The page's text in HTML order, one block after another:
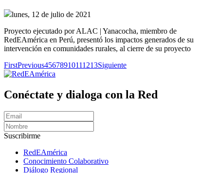
lunes, 12 de julio de 2021
Proyecto ejecutado por ALAC | Yanacocha, miembro de
RedEAmérica en Perú, presentó los impactos generados de su
intervención en comunidades rurales, al cierre de su proyecto
FirstPrevious45678910111213Siguiente
Conéctate y dialoga con la Red
Suscribirme
RedEAmérica
Conocimiento Colaborativo
Diálogo Regional